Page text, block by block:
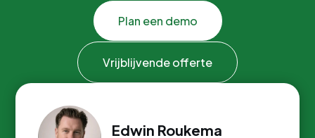
Plan een demo
Vrijblijvende offerte
Edwin Roukema